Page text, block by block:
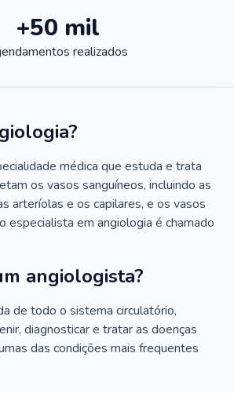
+50 mil
realizados
médica que estuda e trata
os vasos sanguíneos, incluindo as
arteríolas e os capilares, e os vasos
especialista em angiologia é chamado
angiologista?
de todo o sistema circulatório,
diagnosticar e tratar as doenças
das condições mais frequentes